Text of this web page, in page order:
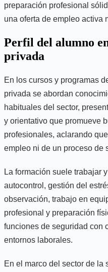
preparación profesional
una oferta de empleo activa
Perfil del alumno
privada
En los cursos y programas
privada se abordan
habituales del sector,
y orientativo que promueve
profesionales, aclarando
empleo ni de un proceso de
La formación suele trabajar
autocontrol, gestión del
observación, trabajo en
profesional y preparación
funciones de seguridad con
entornos laborales.
En el marco del sector de la